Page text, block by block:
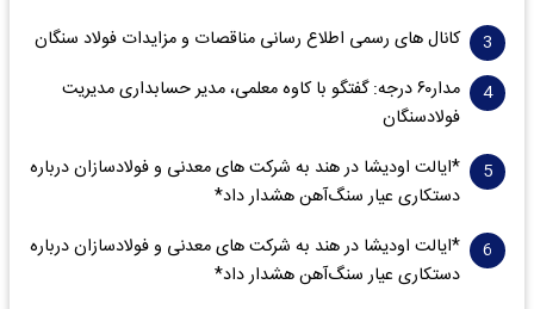
کانال های رسمی اطلاع رسانی مناقصات و مزایدات فولاد سنگان
مدار‌۶٠ درجه: گفتگو با کاوه معلمی، مدیر حسابداری مدیریت
فولادسنگان
*ایالت اودیشا در هند به شرکت های معدنی و فولادسازان درباره
دستکاری عیار سنگ‌آهن هشدار داد*
*ایالت اودیشا در هند به شرکت های معدنی و فولادسازان درباره
دستکاری عیار سنگ‌آهن هشدار داد*